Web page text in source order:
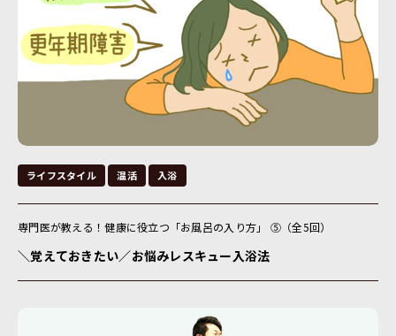
ライフスタイル 温活 入浴
専門医が教える！健康に役立つ「お風呂の入り方」 ⑤（全5回）
＼覚えておきたい／お悩みレスキュー入浴法